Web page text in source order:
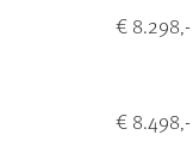
€ 8.298,-
€ 8.498,-